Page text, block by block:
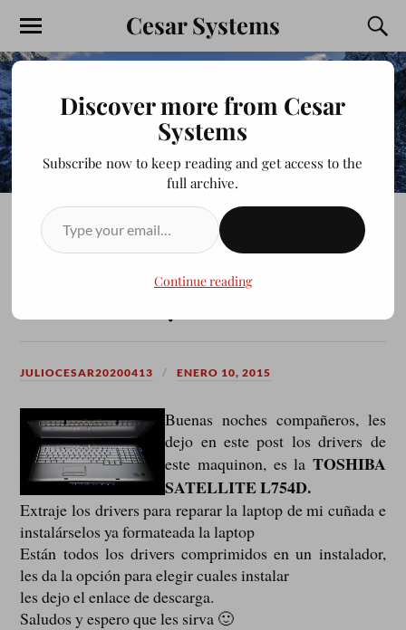
Cesar Systems
DRIVERS Driver toshiba
Satellite L745d PARA
JULIOCESAR20200413 ENERO 10, 2015
Buenas noches compañeros, les
dejo en este post los drivers de
este maquinon, es la TOSHIBA
SATELLITE L754D.
Extraje los drivers para reparar la laptop de mi cuñada e
instalárselos ya formateada la laptop
Están todos los drivers comprimidos en un instalador,
les da la opción para elegir cuales instalar
les dejo el enlace de descarga.
Saludos y espero que les sirva 🙂
Discover more from Cesar
Systems
Subscribe now to keep reading and get access to the
full archive.
Continue reading